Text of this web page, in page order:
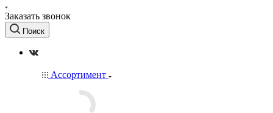
Заказать звонок
Поиск
Ассортимент